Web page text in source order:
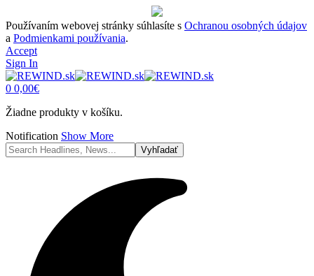
Používaním webovej stránky súhlasíte s Ochranou osobných údajov
a Podmienkami používania.
Accept
Sign In
0 0,00€
Žiadne produkty v košíku.
Notification Show More